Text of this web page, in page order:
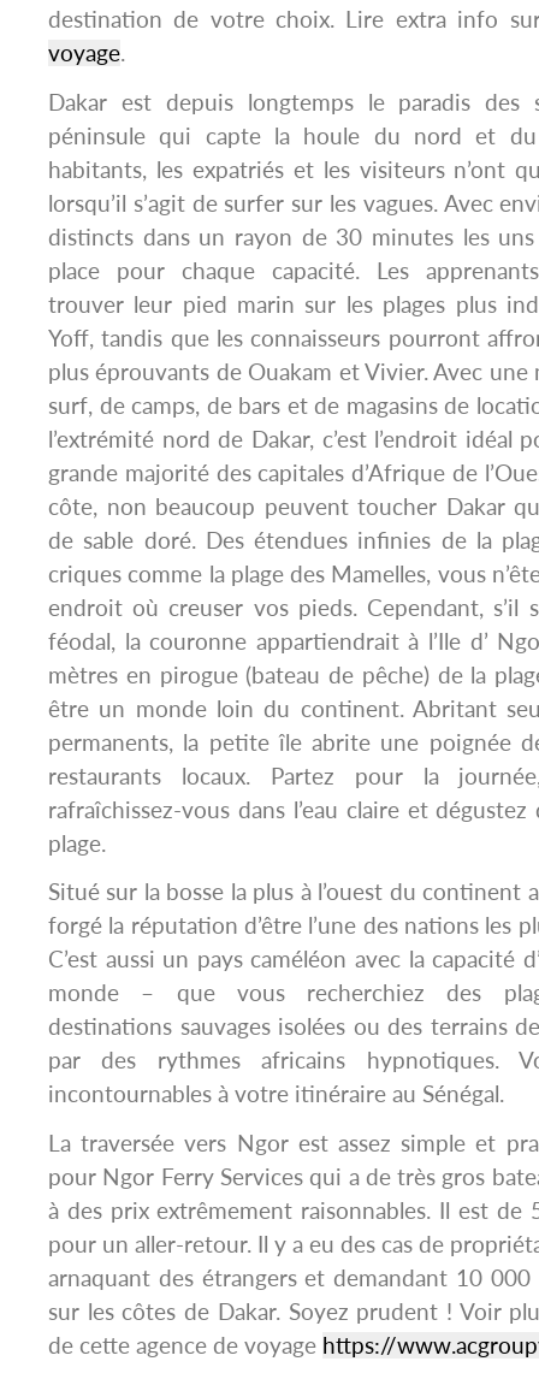
destination de votre choix. Lire extra info
voyage.
Dakar est depuis longtemps le paradis des
péninsule qui capte la houle du nord et
habitants, les expatriés et les visiteurs n’ont
lorsqu’il s’agit de surfer sur les vagues. Avec
distincts dans un rayon de 30 minutes les
place pour chaque capacité. Les
trouver leur pied marin sur les plages plus
Yoff, tandis que les connaisseurs pourront
plus éprouvants de Ouakam et Vivier. Avec une
surf, de camps, de bars et de magasins de
l’extrémité nord de Dakar, c’est l’endroit idéal
grande majorité des capitales d’Afrique de
côte, non beaucoup peuvent toucher Dakar
de sable doré. Des étendues infinies de la
criques comme la plage des Mamelles, vous
endroit où creuser vos pieds. Cependant, s’il
féodal, la couronne appartiendrait à l’Ile d’
mètres en pirogue (bateau de pêche) de la
être un monde loin du continent. Abritant
permanents, la petite île abrite une poignée
restaurants locaux. Partez pour la
rafraîchissez-vous dans l’eau claire et
plage.
Situé sur la bosse la plus à l’ouest du continent
forgé la réputation d’être l’une des nations les
C’est aussi un pays caméléon avec la capacité
monde – que vous recherchiez des
destinations sauvages isolées ou des terrains
par des rythmes africains hypnotiques.
incontournables à votre itinéraire au Sénégal.
La traversée vers Ngor est assez simple et
pour Ngor Ferry Services qui a de très gros
à des prix extrêmement raisonnables. Il est de
pour un aller-retour. Il y a eu des cas de
arnaquant des étrangers et demandant 10 000
sur les côtes de Dakar. Soyez prudent ! Voir
de cette agence de voyage https://